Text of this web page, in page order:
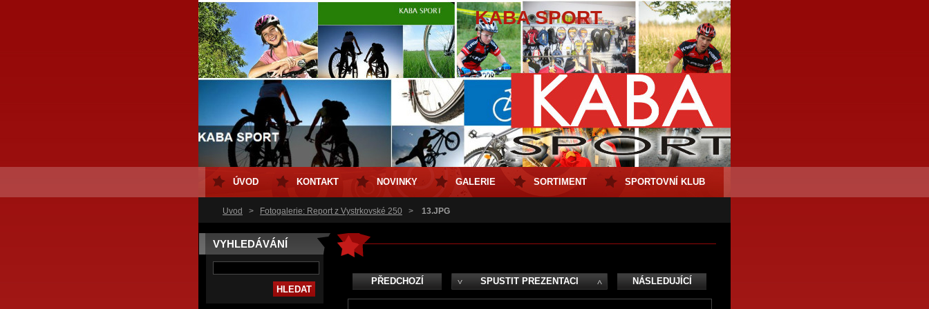
KABA SPORT
Úvod > Fotogalerie: Report z Vystrkovské 250 > 13.JPG
VYHLEDÁVÁNÍ
PŘEDCHOZÍ SPUSTIT PREZENTACI NÁSLEDUJÍCÍ
ÚVOD KONTAKT NOVINKY GALERIE SORTIMENT SPORTOVNÍ KLUB